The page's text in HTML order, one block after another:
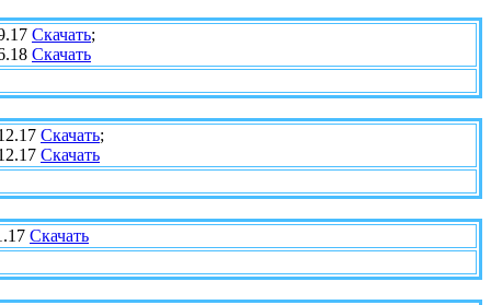
Скачать;
Скачать
Скачать;
Скачать
Скачать